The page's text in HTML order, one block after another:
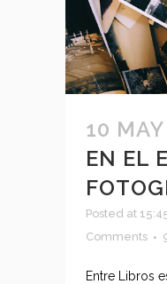
10 MAY
EN EL
Posted at
Comments
Entre Libros